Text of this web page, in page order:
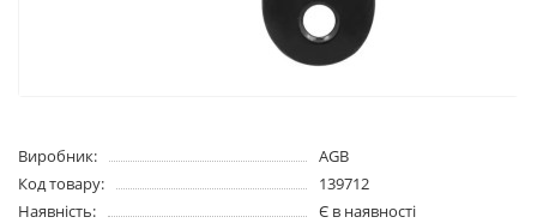
Виробник:
AGB
Код товару:
139712
Наявність:
Є в наявності